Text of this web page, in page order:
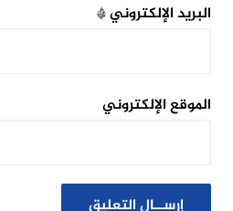
البريد الإلكتروني*
الموقع الإلكتروني